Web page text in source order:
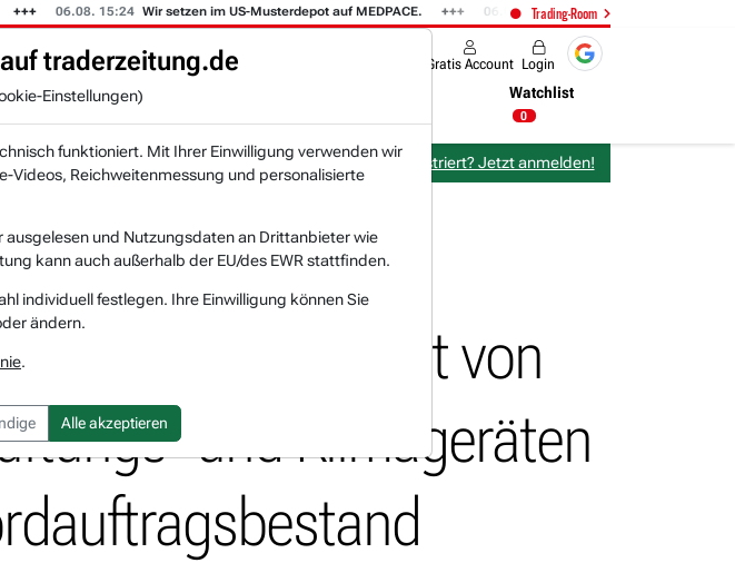
Trading-Room
06.08. 15:24 Wir setzen im US-Musterdepot auf MEDPACE. 06.08. 14:58 AMAZON (i) hat zwei Tage
Gratis Account Login
Rankings & Trends Watchlist
0
Bereits bei TraderFox registriert? Jetzt anmelden!
Produzent von
und Klimageräten
traderzeitung.de
Einstellungen)
funktioniert. Mit Ihrer Einwilligung verwenden wir
Videos, Reichweitenmessung und personalisierte
und Nutzungsdaten an Drittanbieter wie
kann auch außerhalb der EU/des EWR stattfinden.
individuell festlegen. Ihre Einwilligung können Sie
ändern.
.
Alle akzeptieren